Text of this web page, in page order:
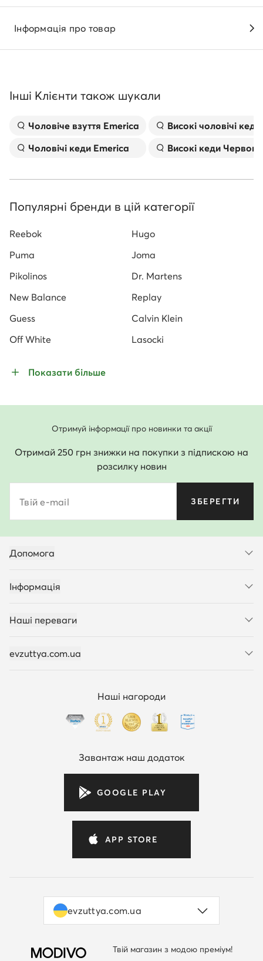
Інформація про товар
Інші Клієнти також шукали
Чоловіче взуття Emerica
Чоловічі кеди Emerica
Високі чоловічі
Високі кеди
Популярні бренди в цій категорії
Reebok
Hugo
Puma
Joma
Pikolinos
Dr. Martens
New Balance
Replay
Guess
Calvin Klein
Off White
Lasocki
Показати більше
Отримуй інформації про новинки та акції
Отримай 250 грн знижки на покупки з підпискою на
розсилку новин
Твій e-mail ЗБЕРЕГТИ
Допомога
Інформація
Наші переваги
evzuttya.com.ua
Наші нагороди
Завантаж наш додаток
GOOGLE PLAY
APP STORE
evzuttya.com.ua
Твій магазин з модою преміум!